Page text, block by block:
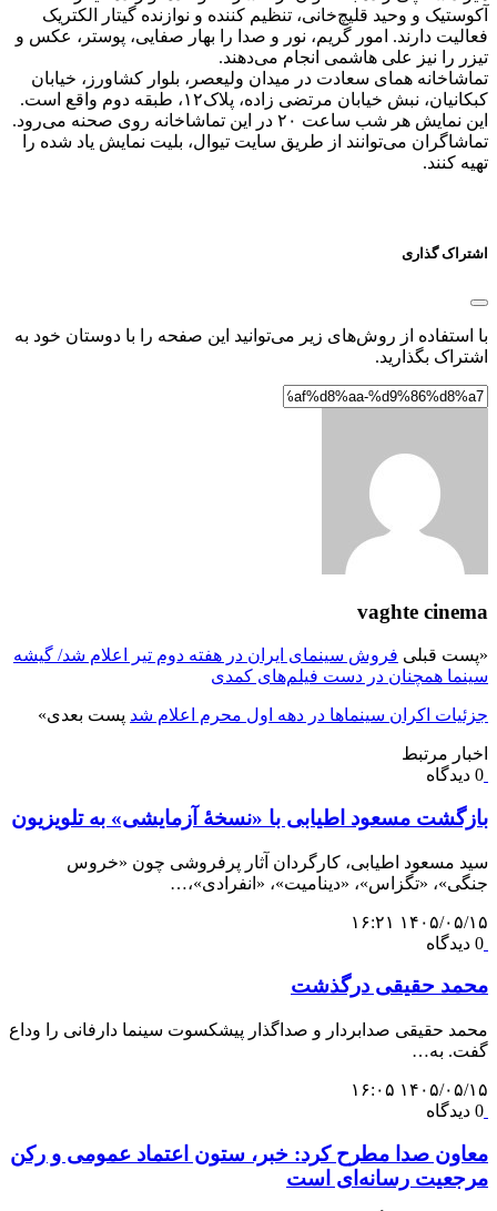
آکوستیک و وحید قلیچ‌خانی، تنظیم کننده و نوازنده گیتار الکتریک
فعالیت دارند. امور گریم، نور و صدا را بهار صفایی، پوستر، عکس و
تیزر را نیز علی هاشمی انجام می‌دهند.
تماشاخانه همای سعادت در میدان ولیعصر، بلوار کشاورز، خیابان
کبکانیان، نبش خیابان مرتضی زاده، پلاک۱۲، طبقه دوم واقع است.
این نمایش هر شب ساعت ۲۰ در این تماشاخانه روی صحنه می‌رود.
تماشاگران می‌توانند از طریق سایت تیوال، بلیت نمایش یاد شده را
تهیه کنند.
اشتراک گذاری
با استفاده از روش‌های زیر می‌توانید این صفحه را با دوستان خود به
اشتراک بگذارید.
vaghte cinema
«پست قبلی فروش سینمای ایران در هفته دوم تیر اعلام شد/ گیشه
سینما همچنان در دست فیلم‌های کمدی
جزئیات اکران سینماها در دهه اول محرم اعلام شد پست بعدی»
اخبار مرتبط
0 دیدگاه
بازگشت مسعود اطیابی با «نسخهٔ آزمایشی» به تلویزیون
سید مسعود اطیابی، کارگردان آثار پرفروشی چون «خروس
جنگی»، «تگزاس»، «دینامیت»، «انفرادی»،…
۱۴۰۵/۰۵/۱۵ ۱۶:۲۱
0 دیدگاه
محمد حقیقی درگذشت
محمد حقیقی صدابردار و صداگذار پیشکسوت سینما دارفانی را وداع
گفت. به…
۱۴۰۵/۰۵/۱۵ ۱۶:۰۵
0 دیدگاه
معاون صدا مطرح کرد: خبر، ستون اعتماد عمومی و رکن
مرجعیت رسانه‌ای است